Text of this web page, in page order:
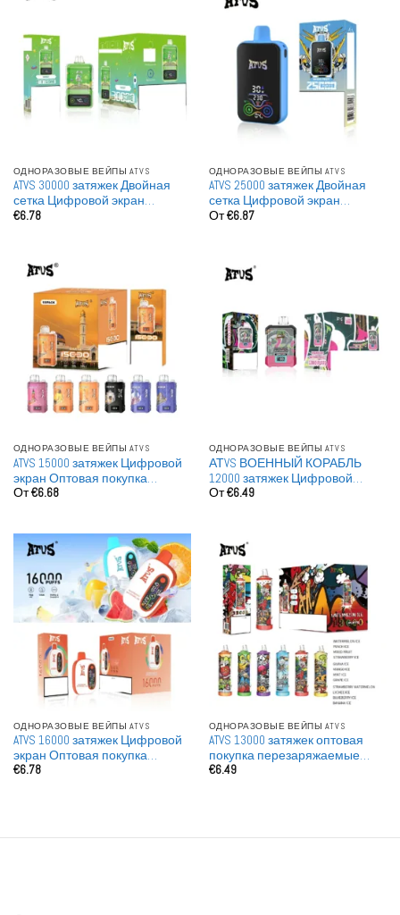
ОДНОРАЗОВЫЕ ВЕЙПЫ ATVS
ATVS 30000 затяжек Двойная
сетка Цифровой экран
Оптовая покупка Заряжаемые
€6.78
ОДНОРАЗОВЫЕ ВЕЙПЫ ATVS
ATVS 25000 затяжек Двойная
сетка Цифровой экран
Оптовая покупка Заряжаемые
От€6.87
ОДНОРАЗОВЫЕ ВЕЙПЫ ATVS
ATVS 15000 затяжек Цифровой
экран Оптовая покупка
Заряжаемые Одноразовые
От€6.68
ОДНОРАЗОВЫЕ ВЕЙПЫ ATVS
АТVS ВОЕННЫЙ КОРАБЛЬ
12000 затяжек Цифровой
экран Оптовая покупка
От€6.49
ОДНОРАЗОВЫЕ ВЕЙПЫ ATVS
ATVS 16000 затяжек Цифровой
экран Оптовая покупка
Заряжаемые Одноразовые
€6.78
ОДНОРАЗОВЫЕ ВЕЙПЫ ATVS
ATVS 13000 затяжек оптовая
покупка перезаряжаемые
одноразовые вейпы оптом
€6.49